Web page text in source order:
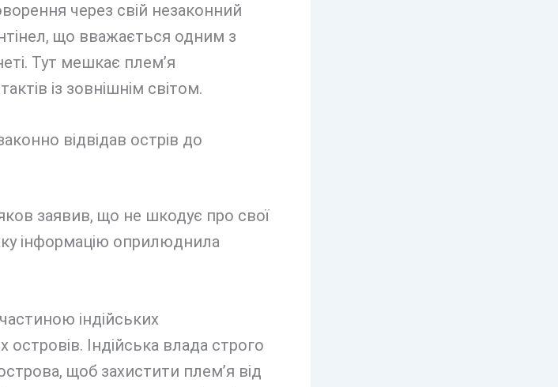
через свій незаконний
що вважається одним з
Тут мешкає плем’я
із зовнішнім світом.
заявив, що не шкодує про свої
інформацію оприлюднила
індійських
Індійська влада строго
щоб захистити плем’я від